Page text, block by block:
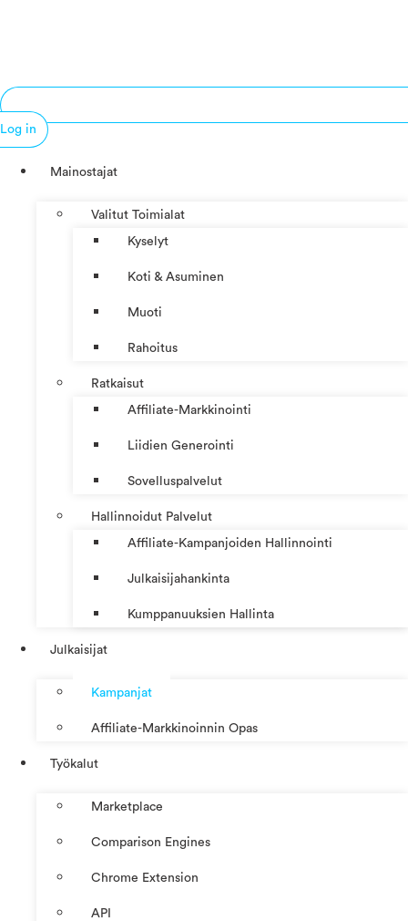
Log in
Mainostajat
Valitut Toimialat
Kyselyt
Koti & Asuminen
Muoti
Rahoitus
Ratkaisut
Affiliate-Markkinointi
Liidien Generointi
Sovelluspalvelut
Hallinnoidut Palvelut
Affiliate-Kampanjoiden Hallinnointi
Julkaisijahankinta
Kumppanuuksien Hallinta
Julkaisijat
Kampanjat
Affiliate-Markkinoinnin Opas
Työkalut
Marketplace
Comparison Engines
Chrome Extension
API